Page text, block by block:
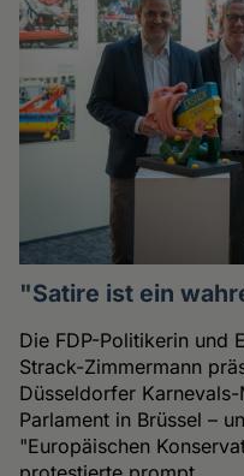
"Satire ist ein
Die FDP-Politikerin und
Strack-Zimmermann
Düsseldorfer
Parlament in Brüssel –
"Europäischen